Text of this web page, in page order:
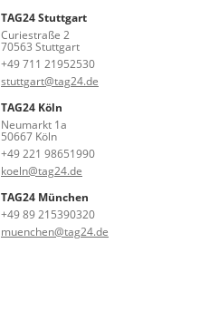
TAG24 Stuttgart
Curiestraße 2
70563 Stuttgart
+49 711 21952530
stuttgart@tag24.de
TAG24 Köln
Neumarkt 1a
50667 Köln
+49 221 98651990
koeln@tag24.de
TAG24 München
+49 89 215390320
muenchen@tag24.de